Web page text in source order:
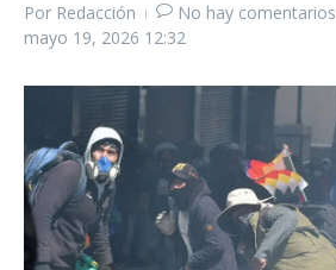
Por Redacción
No hay comentarios
mayo 19, 2026 12:32